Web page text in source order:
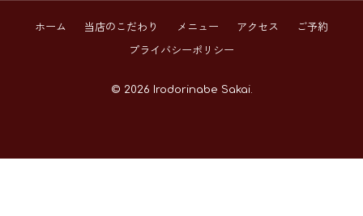
ホーム 当店のこだわり メニュー アクセス
ご予約
プライバシーポリシー
© 2026 Irodorinabe Sakai.